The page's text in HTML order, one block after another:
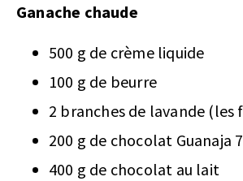
Ganache chaude
500 g de crème liquide
100 g de beurre
2 branches de lavande (les
200 g de chocolat Guanaja
400 g de chocolat au lait